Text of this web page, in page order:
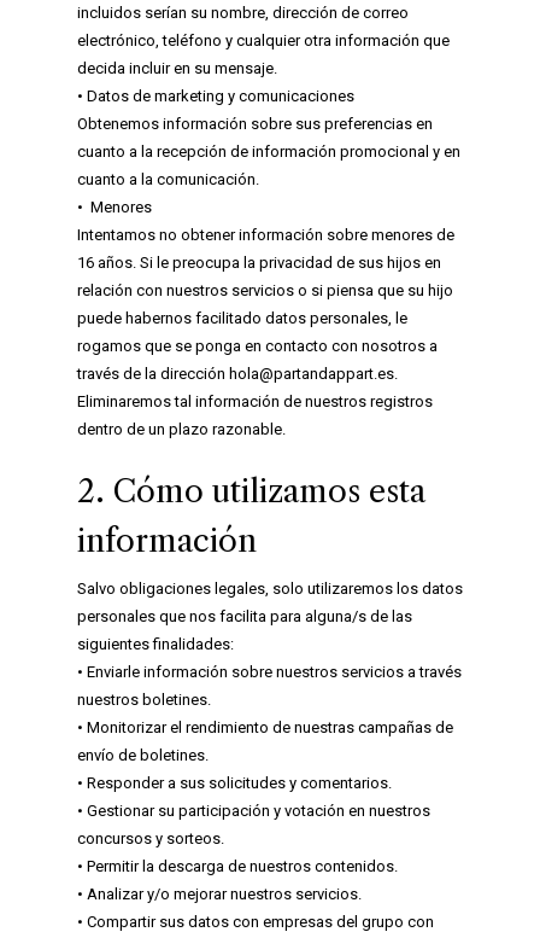
incluidos serían su nombre, dirección de correo
electrónico, teléfono y cualquier otra información que
decida incluir en su mensaje.
• Datos de marketing y comunicaciones
Obtenemos información sobre sus preferencias en
cuanto a la recepción de información promocional y en
cuanto a la comunicación.
• Menores
Intentamos no obtener información sobre menores de
16 años. Si le preocupa la privacidad de sus hijos en
relación con nuestros servicios o si piensa que su hijo
puede habernos facilitado datos personales, le
rogamos que se ponga en contacto con nosotros a
través de la dirección hola@partandappart.es.
Eliminaremos tal información de nuestros registros
dentro de un plazo razonable.
2. Cómo utilizamos esta
información
Salvo obligaciones legales, solo utilizaremos los datos
personales que nos facilita para alguna/s de las
siguientes finalidades:
• Enviarle información sobre nuestros servicios a través
nuestros boletines.
• Monitorizar el rendimiento de nuestras campañas de
envío de boletines.
• Responder a sus solicitudes y comentarios.
• Gestionar su participación y votación en nuestros
concursos y sorteos.
• Permitir la descarga de nuestros contenidos.
• Analizar y/o mejorar nuestros servicios.
• Compartir sus datos con empresas del grupo con